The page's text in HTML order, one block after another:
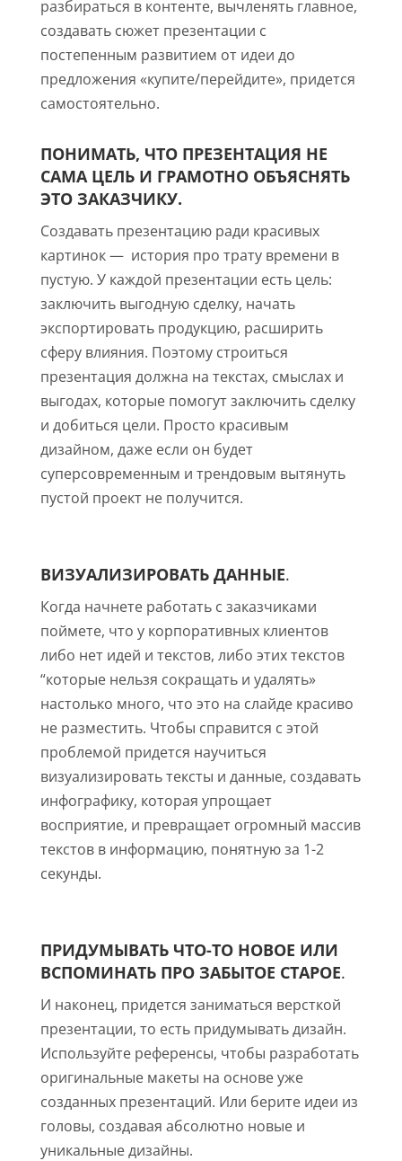
разбираться в контенте, вычленять главное,
создавать сюжет презентации с
постепенным развитием от идеи до
предложения «купите/перейдите», придется
самостоятельно.
ПОНИМАТЬ, ЧТО ПРЕЗЕНТАЦИЯ НЕ
САМА ЦЕЛЬ И ГРАМОТНО ОБЪЯСНЯТЬ
ЭТО ЗАКАЗЧИКУ.
Создавать презентацию ради красивых
картинок — история про трату времени в
пустую. У каждой презентации есть цель:
заключить выгодную сделку, начать
экспортировать продукцию, расширить
сферу влияния. Поэтому строиться
презентация должна на текстах, смыслах и
выгодах, которые помогут заключить сделку
и добиться цели. Просто красивым
дизайном, даже если он будет
суперсовременным и трендовым вытянуть
пустой проект не получится.
ВИЗУАЛИЗИРОВАТЬ ДАННЫЕ.
Когда начнете работать с заказчиками
поймете, что у корпоративных клиентов
либо нет идей и текстов, либо этих текстов
“которые нельзя сокращать и удалять»
настолько много, что это на слайде красиво
не разместить. Чтобы справится с этой
проблемой придется научиться
визуализировать тексты и данные, создавать
инфографику, которая упрощает
восприятие, и превращает огромный массив
текстов в информацию, понятную за 1-2
секунды.
ПРИДУМЫВАТЬ ЧТО-ТО НОВОЕ ИЛИ
ВСПОМИНАТЬ ПРО ЗАБЫТОЕ СТАРОЕ.
И наконец, придется заниматься версткой
презентации, то есть придумывать дизайн.
Используйте референсы, чтобы разработать
оригинальные макеты на основе уже
созданных презентаций. Или берите идеи из
головы, создавая абсолютно новые и
уникальные дизайны.